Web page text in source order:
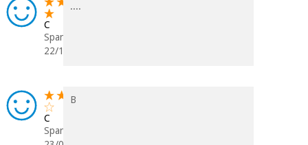
C
Spanien
22/10/2024
....
C
Spanien
B